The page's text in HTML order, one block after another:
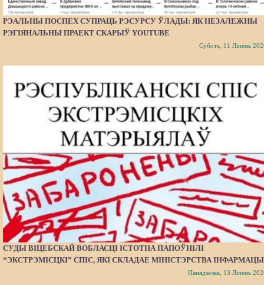
РЭАЛЬНЫ ПОСПЕХ СУПРАЦЬ РЭСУРСУ ЎЛАДЫ: ЯК НЕЗАЛЕЖНЫ
РЭГІЯНАЛЬНЫ ПРАЕКТ СКАРЫЎ YOUTUBE
Субота, 11 Ліпень
СУДЫ ВІЦЕБСКАЙ ВОБЛАСЦІ ІСТОТНА ПАПОЎНІЛІ
“ЭКСТРЭМІСЦКІ” СПІС, ЯКІ СКЛАДАЕ МІНІСТЭРСТВА
Панядзелак, 13 Ліпень